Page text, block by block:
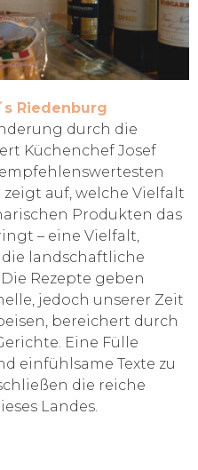
Riedenburg
durch die
Küchenchef Josef
zeigt auf, welche Vielfalt
Produkten das
– eine Vielfalt,
landschaftliche
Rezepte geben
jedoch unserer Zeit
bereichert durch
Eine Fülle
einfühlsame Texte zu
die reiche
Landes.